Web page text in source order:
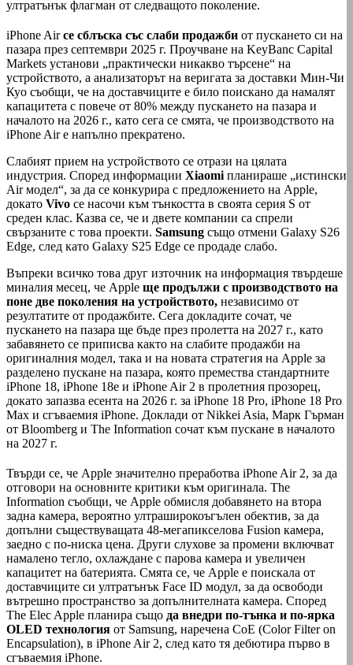
ултратънък флагман от следващото поколение.
‌iPhone Air‌се сблъска със слаби продажби от пускането си на
пазара през септември 2025 г. Проучване на KeyBanc Capital
Markets установи „практически никакво търсене“ на
устройството, а анализаторът на веригата за доставки Мин-Чи
Куо съобщи, че на доставчиците е било поискано да намалят
капацитета с повече от 80% между пускането на пазара и
началото на 2026 г., като сега се смята, че производството на
‌iPhone Air‌ е напълно прекратено.
Слабият прием на устройството се отрази на цялата
индустрия. Според информации Xiaomi планираше „истински
Air модел“, за да се конкурира с предложението на Apple,
докато Vivo се насочи към тънкостта в своята серия S от
среден клас. Казва се, че и двете компании са спрели
свързаните с това проекти. Samsung също отмени Galaxy S26
Edge, след като Galaxy S25 Edge се продаде слабо.
Въпреки всичко това друг източник на информация твърдеше
миналия месец, че Apple ще продължи с производството на
поне две поколения на устройството, независимо от
резултатите от продажбите. Сега докладите сочат, че
пускането на пазара ще бъде през пролетта на 2027 г., като
забавянето се приписва както на слабите продажби на
оригиналния модел, така и на новата стратегия на Apple за
разделено пускане на пазара, която премества стандартните
iPhone 18, iPhone 18e и iPhone Air 2 в пролетния прозорец,
докато запазва есента на 2026 г. за iPhone 18 Pro, iPhone 18 Pro
Max и сгъваемия iPhone. Доклади от Nikkei Asia, Марк Гърман
от Bloomberg и The Information сочат към пускане в началото
на 2027 г.
Твърди се, че Apple значително преработва ‌iPhone Air‌ 2, за да
отговори на основните критики към оригинала. The
Information съобщи, че Apple обмисля добавянето на втора
задна камера, вероятно ултраширокоъгълен обектив, за да
допълни съществуващата 48-мегапикселова Fusion камера,
заедно с по-ниска цена. Други слухове за промени включват
намалено тегло, охлаждане с парова камера и увеличен
капацитет на батерията. Смята се, че Apple е поискала от
доставчиците си ултратънък Face ID модул, за да освободи
вътрешно пространство за допълнителната камера. Според
The Elec Apple планира също да внедри по-тънка и по-ярка
OLED технология от Samsung, наречена CoE (Color Filter on
Encapsulation), в ‌iPhone Air‌ 2, след като тя дебютира първо в
сгъваемия iPhone.